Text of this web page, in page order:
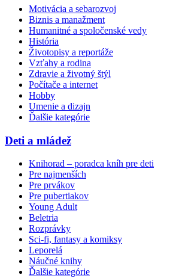
Motivácia a sebarozvoj
Biznis a manažment
Humanitné a spoločenské vedy
História
Životopisy a reportáže
Vzťahy a rodina
Zdravie a životný štýl
Počítače a internet
Hobby
Umenie a dizajn
Ďalšie kategórie
Deti a mládež
Knihorad – poradca kníh pre deti
Pre najmenších
Pre prvákov
Pre pubertiakov
Young Adult
Beletria
Rozprávky
Sci-fi, fantasy a komiksy
Leporelá
Náučné knihy
Ďalšie kategórie